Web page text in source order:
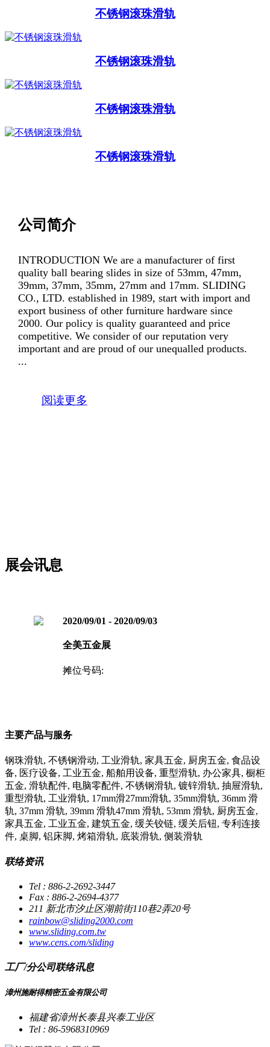
不锈钢滚珠滑轨
不锈钢滚珠滑轨
不锈钢滚珠滑轨
不锈钢滚珠滑轨
公司简介
INTRODUCTION We are a manufacturer of first
quality ball bearing slides in size of 53mm, 47mm,
39mm, 37mm, 35mm, 27mm and 17mm. SLIDING
CO., LTD. established in 1989, start with import and
export business of other furniture hardware since
2000. Our policy is quality guaranteed and price
competitive. We consider of our reputation very
important and are proud of our unequalled products.
...
阅读更多
展会讯息
2020/09/01 - 2020/09/03
全美五金展
摊位号码:
主要产品与服务
钢珠滑轨, 不锈钢滑动, 工业滑轨, 家具五金, 厨房五金, 食品设
备, 医疗设备, 工业五金, 船舶用设备, 重型滑轨, 办公家具, 橱柜
五金, 滑轨配件, 电脑零配件, 不锈钢滑轨, 镀锌滑轨, 抽屉滑轨,
重型滑轨, 工业滑轨, 17mm滑27mm滑轨, 35mm滑轨, 36mm 滑
轨, 37mm 滑轨, 39mm 滑轨47mm 滑轨, 53mm 滑轨, 厨房五金,
家具五金, 工业五金, 建筑五金, 缓关铰链, 缓关后钮, 专利连接
件, 桌脚, 铝床脚, 烤箱滑轨, 底装滑轨, 侧装滑轨
联络资讯
Tel : 886-2-2692-3447
Fax : 886-2-2694-4377
211 新北市汐止区湖前街110巷2弄20号
rainbow@sliding2000.com
www.sliding.com.tw
www.cens.com/sliding
工厂/分公司联络讯息
漳州施耐得精密五金有限公司
福建省漳州长泰县兴泰工业区
Tel : 86-5968310969